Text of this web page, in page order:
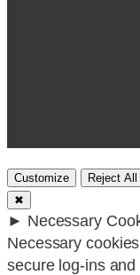
Customize Reject All
✖
► Necessary
Necessary
secure log-ins